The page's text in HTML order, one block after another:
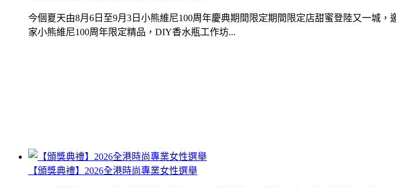
今個夏天由8月6日至9月3日小熊維尼100周年慶典期間限定期間限定店甜蜜登陸又一城
家小熊維尼100周年限定精品，DIY香水瓶工作坊...
【頒獎典禮】2026全港時尚專業女性選舉